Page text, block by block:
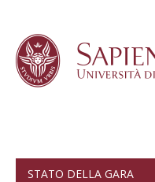
STATO DELLA GARA